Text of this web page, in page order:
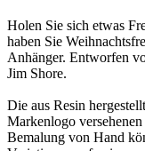
Holen Sie sich etwas
haben Sie
Anhänger. Entworfen
Jim Shore.
Die aus Resin
Markenlogo
Bemalung von Hand